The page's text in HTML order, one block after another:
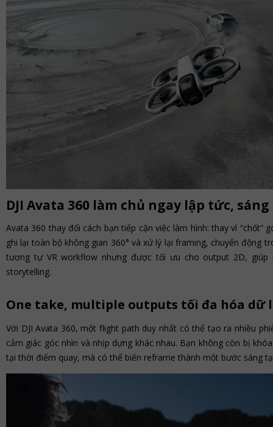
DJI Avata 360 làm chủ ngay lập tức,
Avata 360 thay đổi cách bạn tiếp cận việc làm hình: thay vì “chốt”
ghi lại toàn bộ không gian 360° và xử lý lại framing, chuyển động
tương tự VR workflow nhưng được tối ưu cho output 2D, giúp
storytelling.
One take, multiple outputs tối đa hóa dữ
Với DJI Avata 360, một flight path duy nhất có thể tạo ra nhiều
cảm giác góc nhìn và nhịp dựng khác nhau. Bạn không còn bị
tại thời điểm quay, mà có thể biến reframe thành một bước sáng